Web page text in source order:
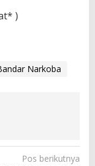
)
Narkoba
Pos berikutnya